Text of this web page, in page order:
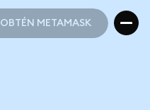
OBTÉN METAMASK